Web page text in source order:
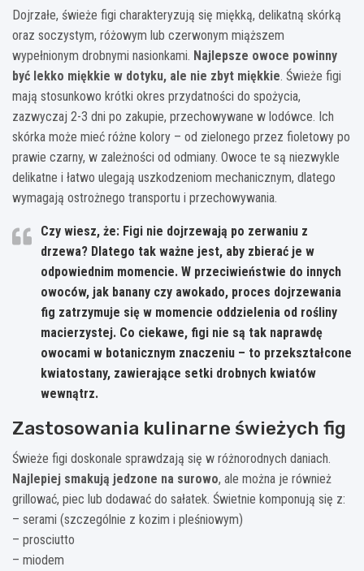
Dojrzałe, świeże figi charakteryzują się miękką, delikatną skórką
oraz soczystym, różowym lub czerwonym miąższem
wypełnionym drobnymi nasionkami. Najlepsze owoce powinny
być lekko miękkie w dotyku, ale nie zbyt miękkie. Świeże figi
mają stosunkowo krótki okres przydatności do spożycia,
zazwyczaj 2-3 dni po zakupie, przechowywane w lodówce. Ich
skórka może mieć różne kolory – od zielonego przez fioletowy po
prawie czarny, w zależności od odmiany. Owoce te są niezwykle
delikatne i łatwo ulegają uszkodzeniom mechanicznym, dlatego
wymagają ostrożnego transportu i przechowywania.
Czy wiesz, że: Figi nie dojrzewają po zerwaniu z
drzewa? Dlatego tak ważne jest, aby zbierać je w
odpowiednim momencie. W przeciwieństwie do innych
owoców, jak banany czy awokado, proces dojrzewania
fig zatrzymuje się w momencie oddzielenia od rośliny
macierzystej. Co ciekawe, figi nie są tak naprawdę
owocami w botanicznym znaczeniu – to przekształcone
kwiatostany, zawierające setki drobnych kwiatów
wewnątrz.
Zastosowania kulinarne świeżych fig
Świeże figi doskonale sprawdzają się w różnorodnych daniach.
Najlepiej smakują jedzone na surowo, ale można je również
grillować, piec lub dodawać do sałatek. Świetnie komponują się z:
– serami (szczególnie z kozim i pleśniowym)
– prosciutto
– miodem